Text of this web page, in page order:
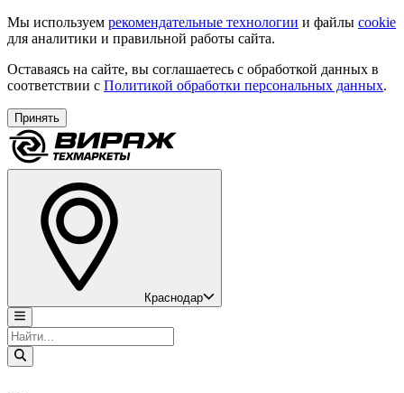
Мы используем рекомендательные технологии и файлы cookie
для аналитики и правильной работы сайта.
Оставаясь на сайте, вы соглашаетесь с обработкой данных в
соответствии с Политикой обработки персональных данных.
Принять
Краснодар